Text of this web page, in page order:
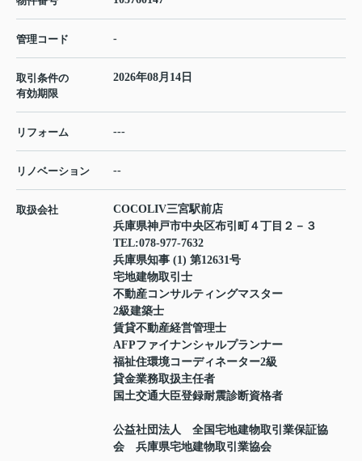
管理コード -
取引条件の
有効期限
2026年08月14日
リフォーム ---
リノベーション --
取扱会社
COCOLIV三宮駅前店
兵庫県神戸市中央区布引町４丁目２－３
TEL:078-977-7632
兵庫県知事 (1) 第12631号
宅地建物取引士
不動産コンサルティングマスター
2級建築士
賃貸不動産経営管理士
AFPファイナンシャルプランナー
福祉住環境コーディネーター2級
貸金業務取扱主任者
国土交通大臣登録耐震診断資格者
公益社団法人 全国宅地建物取引業保証協
会 兵庫県宅地建物取引業協会